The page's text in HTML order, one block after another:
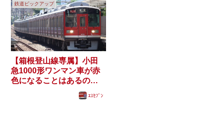
鉄道ピックアップ
【箱根登山線専属】小田
急1000形ワンマン車が赤
色になることはあるの
ｴｽｾﾌﾞﾝ